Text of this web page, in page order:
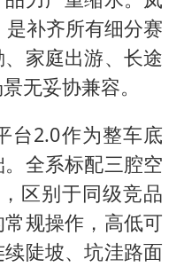
补齐所有细分赛
家庭出游、长途
无妥协兼容。
台2.0作为整车底
全系标配三腔空
区别于同级竞品
规操作，高低可
陡坡、坑洼路面